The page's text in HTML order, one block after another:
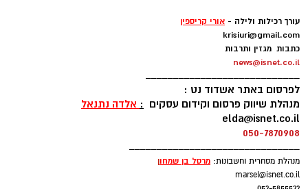
עורך רכילות ולילה - אורי קריספין
krisiuri@gmail.com
כתבות מגזין ותרבות
news@isnet.co.il
לפרסום באתר אשדוד נט :
מנהלת שיווק פרסום וקידום עסקים : אלדה נתנאל
elda@isnet.co.il
050-7870908
מנהלת מסחרית וחשבונות: מרסל בן שמחון
marsel@isnet.co.il